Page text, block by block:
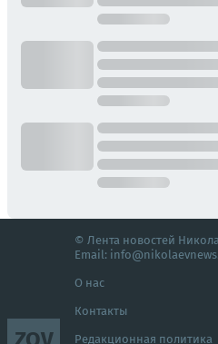
© Лента новостей
Email:
О нас
Контакты
Редакционная политика